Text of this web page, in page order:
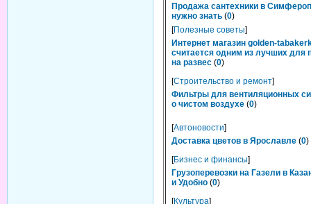
Продажа сантехники в
нужно знать (0)
[Полезные советы]
Интернет магазин golden-
считается одним из лучших для
на развес (0)
[Строительство и ремонт]
Фильтры для вентиляционных
о чистом воздухе (0)
[Автоновости]
Доставка цветов в Ярославле (0)
[Бизнес и финансы]
Грузоперевозки на Газели в
и Удобно (0)
[Культура]